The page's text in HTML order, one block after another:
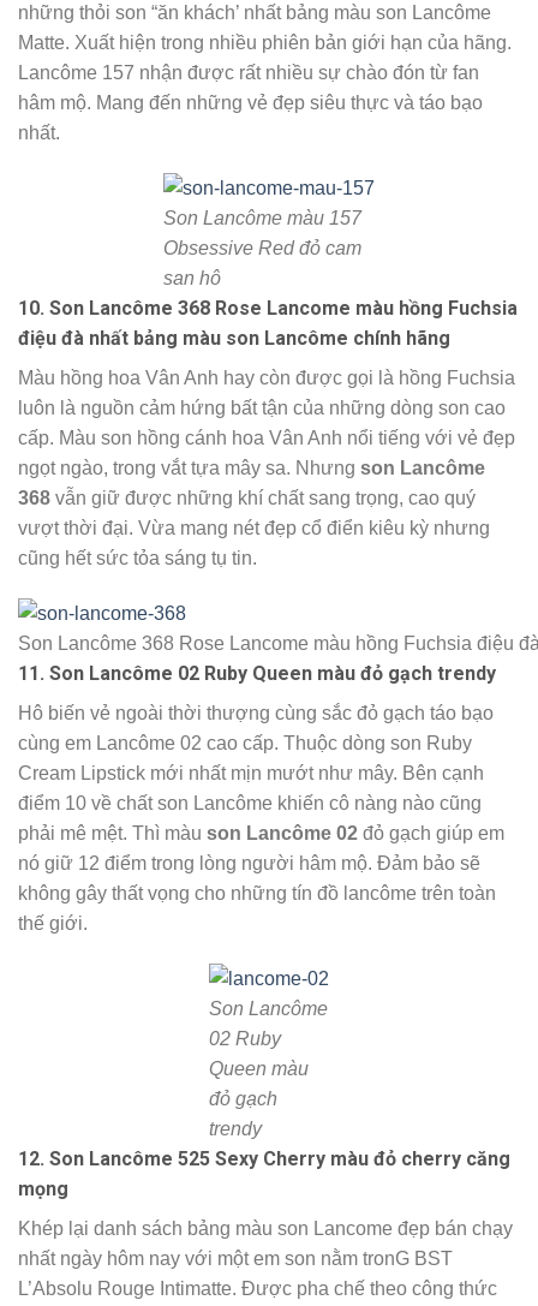
những thỏi son “ăn khách’ nhất bảng màu son Lancôme
Matte. Xuất hiện trong nhiều phiên bản giới hạn của hãng.
Lancôme 157 nhận được rất nhiều sự chào đón từ fan
hâm mộ. Mang đến những vẻ đẹp siêu thực và táo bạo
nhất.
Son Lancôme màu 157
Obsessive Red đỏ cam
san hô
10. Son Lancôme 368 Rose Lancome màu hồng Fuchsia
điệu đà nhất bảng màu son Lancôme chính hãng
Màu hồng hoa Vân Anh hay còn được gọi là hồng Fuchsia
luôn là nguồn cảm hứng bất tận của những dòng son cao
cấp. Màu son hồng cánh hoa Vân Anh nổi tiếng với vẻ đẹp
ngọt ngào, trong vắt tựa mây sa. Nhưng son Lancôme
368 vẫn giữ được những khí chất sang trọng, cao quý
vượt thời đại. Vừa mang nét đẹp cổ điển kiêu kỳ nhưng
cũng hết sức tỏa sáng tụ tin.
Son Lancôme 368 Rose Lancome màu hồng Fuchsia điệu
11. Son Lancôme 02 Ruby Queen màu đỏ gạch trendy
Hô biến vẻ ngoài thời thượng cùng sắc đỏ gạch táo bạo
cùng em Lancôme 02 cao cấp. Thuộc dòng son Ruby
Cream Lipstick mới nhất mịn mướt như mây. Bên cạnh
điểm 10 về chất son Lancôme khiến cô nàng nào cũng
phải mê mệt. Thì màu son Lancôme 02 đỏ gạch giúp em
nó giữ 12 điểm trong lòng người hâm mộ. Đảm bảo sẽ
không gây thất vọng cho những tín đồ lancôme trên toàn
thế giới.
Son Lancôme
02 Ruby
Queen màu
đỏ gạch
trendy
12. Son Lancôme 525 Sexy Cherry màu đỏ cherry căng
mọng
Khép lại danh sách bảng màu son Lancome đẹp bán chạy
nhất ngày hôm nay với một em son nằm tronG BST
L’Absolu Rouge Intimatte. Được pha chế theo công thức